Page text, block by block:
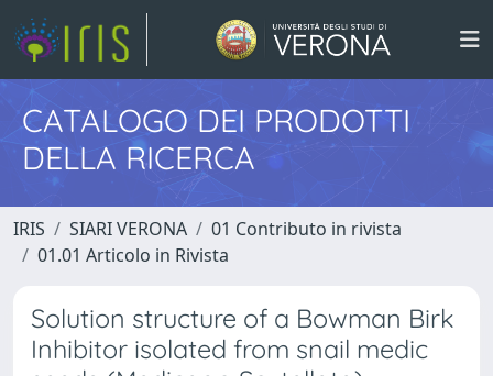
CATALOGO DEI PRODOTTI
DELLA RICERCA
IRIS SIARI VERONA
01 Contributo in rivista
01.01 Articolo in Rivista
Solution structure of a Bowman Birk
Inhibitor isolated from snail medic